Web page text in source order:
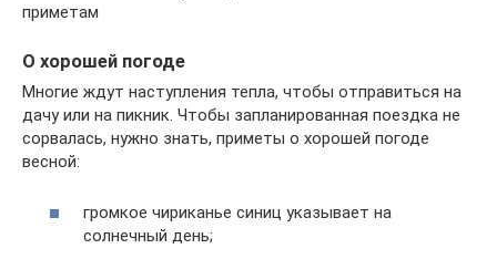
приметам
О хорошей погоде
Многие ждут наступления тепла, чтобы отправиться на
дачу или на пикник. Чтобы запланированная поездка не
сорвалась, нужно знать, приметы о хорошей погоде
весной:
громкое чириканье синиц указывает на
солнечный день;